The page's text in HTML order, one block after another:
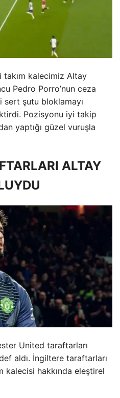
takım kalecimiz Altay
Pedro Porro’nun ceza
sert şutu bloklamayı
Pozisyonu iyi takip
yaptığı güzel vuruşla
ALTAY
United taraftarları
aldı. İngiltere taraftarları
kalecisi hakkında eleştirel